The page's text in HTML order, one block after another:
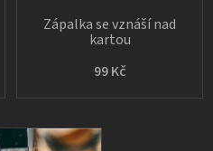
99 Kč
Zápalka se vznáší nad
kartou